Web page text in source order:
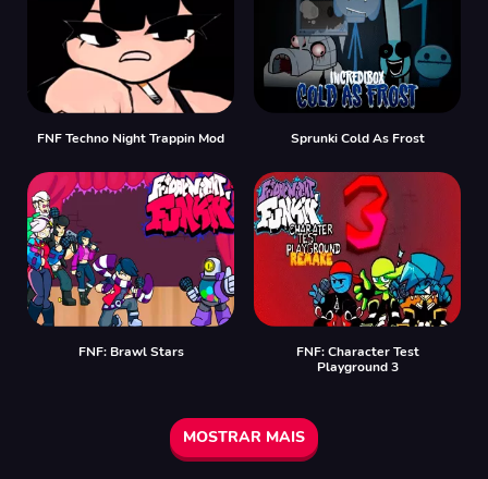
FNF Techno Night Trappin Mod Sprunki Cold As Frost
FNF: Brawl Stars
FNF: Character Test
Playground 3
MOSTRAR MAIS